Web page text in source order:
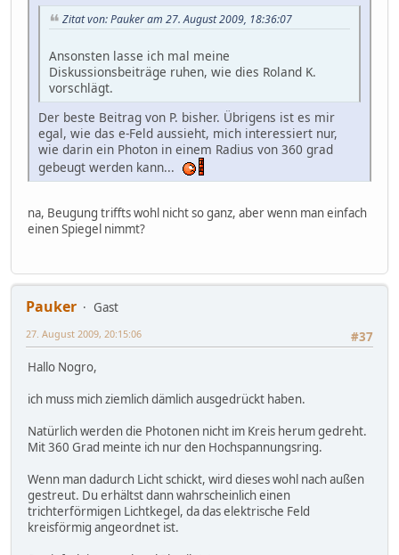
Zitat von: Pauker am 27. August 2009, 18:36:07
Ansonsten lasse ich mal meine
Diskussionsbeiträge ruhen, wie dies Roland K.
vorschlägt.
Der beste Beitrag von P. bisher. Übrigens ist es mir
egal, wie das e-Feld aussieht, mich interessiert nur,
wie darin ein Photon in einem Radius von 360 grad
gebeugt werden kann...
na, Beugung triffts wohl nicht so ganz, aber wenn man einfach
einen Spiegel nimmt?
Pauker
Gast
#37
27. August 2009, 20:15:06
Hallo Nogro,
ich muss mich ziemlich dämlich ausgedrückt haben.
Natürlich werden die Photonen nicht im Kreis herum gedreht.
Mit 360 Grad meinte ich nur den Hochspannungsring.
Wenn man dadurch Licht schickt, wird dieses wohl nach außen
gestreut. Du erhältst dann wahrscheinlich einen
trichterförmigen Lichtkegel, da das elektrische Feld
kreisförmig angeordnet ist.